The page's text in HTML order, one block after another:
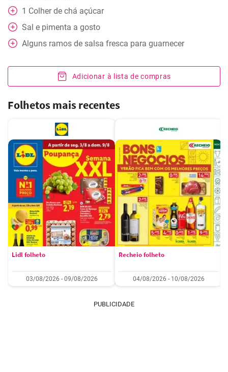
1 Colher de chá açúcar
Sal e pimenta a gosto
Alguns ramos de salsa fresca para guarnecer
Adicionar à lista de compras
Folhetos mais recentes
Lidl folheto
03/08/2026 - 09/08/2026
Recheio folheto
04/08/2026 - 10/08/2026
PUBLICIDADE